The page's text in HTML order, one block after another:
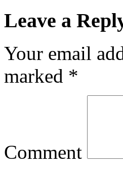
Leave a
Your email
marked *
Comment